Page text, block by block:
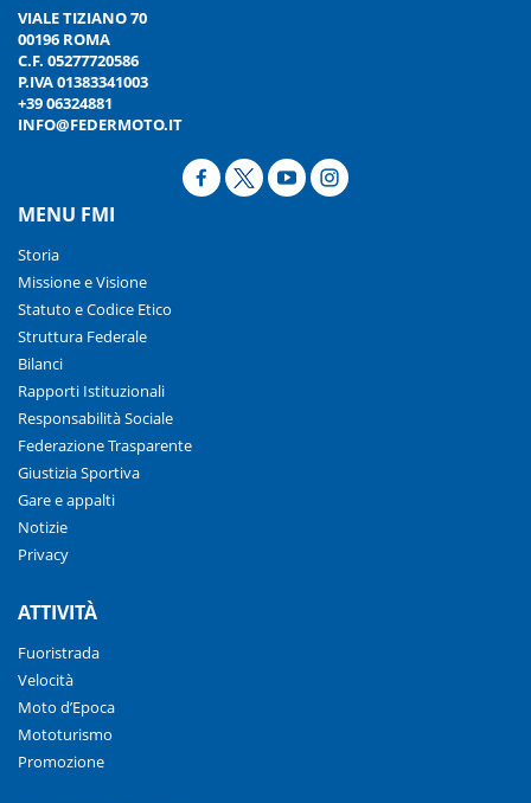
VIALE TIZIANO 70
00196 ROMA
C.F. 05277720586
P.IVA 01383341003
+39 06324881
INFO@FEDERMOTO.IT
MENU FMI
Storia
Missione e Visione
Statuto e Codice Etico
Struttura Federale
Bilanci
Rapporti Istituzionali
Responsabilità Sociale
Federazione Trasparente
Giustizia Sportiva
Gare e appalti
Notizie
Privacy
ATTIVITÀ
Fuoristrada
Velocità
Moto d’Epoca
Mototurismo
Promozione